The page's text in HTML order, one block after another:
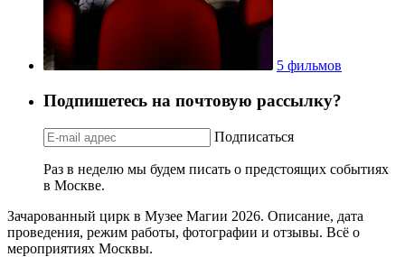
5 фильмов
Подпишетесь на почтовую рассылку?
Подписаться
Раз в неделю мы будем писать о предстоящих событиях
в Москве.
Зачарованный цирк в Музее Магии 2026. Описание, дата
проведения, режим работы, фотографии и отзывы. Всё о
мероприятиях Москвы.